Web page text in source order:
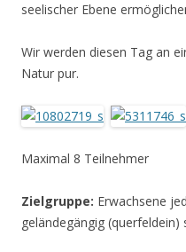
seelischer Ebene
Wir werden diesen Tag an
Natur pur.
Maximal 8 Teilnehmer
Zielgruppe: Erwachsene
geländegängig (querfeldein)